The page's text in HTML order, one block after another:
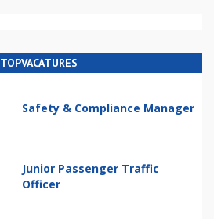
TOPVACATURES
Safety & Compliance Manager
Junior Passenger Traffic
Officer